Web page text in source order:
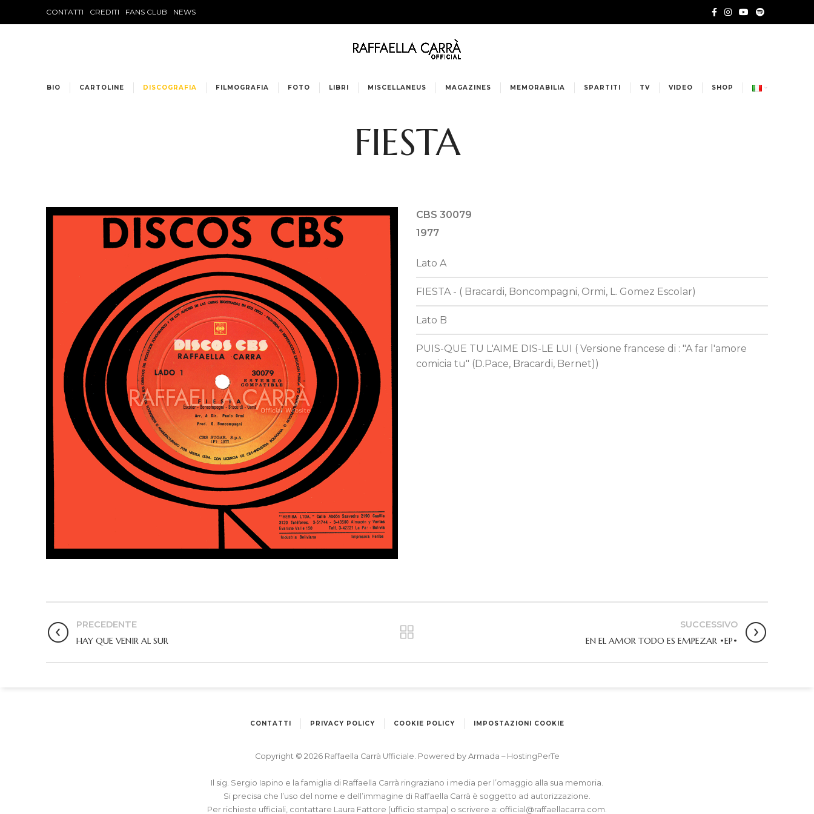
CONTATTI CREDITI FANS CLUB NEWS
BIO CARTOLINE DISCOGRAFIA FILMOGRAFIA FOTO LIBRI MISCELLANEUS MAGAZINES MEMORABILIA SPARTITI TV VIDEO SHOP
FIESTA
CBS 30079
1977
Lato A
FIESTA - ( Bracardi, Boncompagni, Ormi, L. Gomez Escolar)
Lato B
PUIS-QUE TU L'AIME DIS-LE LUI ( Versione francese di : "A far l'amore
comicia tu" (D.Pace, Bracardi, Bernet))
PRECEDENTE
HAY QUE VENIR AL SUR
SUCCESSIVO
EN EL AMOR TODO ES EMPEZAR •EP•
CONTATTI PRIVACY POLICY COOKIE POLICY IMPOSTAZIONI COOKIE
Copyright © 2026 Raffaella Carrà Ufficiale. Powered by Armada – HostingPerTe
Il sig. Sergio Iapino e la famiglia di Raffaella Carrà ringraziano i media per l’omaggio alla sua memoria.
Si precisa che l’uso del nome e dell’immagine di Raffaella Carrà è soggetto ad autorizzazione.
Per richieste ufficiali, contattare Laura Fattore (ufficio stampa) o scrivere a: official@raffaellacarra.com.